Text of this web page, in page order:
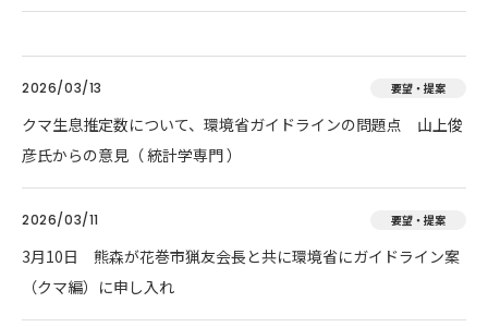
2026/03/13 要望・提案
クマ生息推定数について、環境省ガイドラインの問題点 山上俊
彦氏からの意見（ 統計学専門 ）
2026/03/11 要望・提案
3月10日 熊森が花巻市猟友会長と共に環境省にガイドライン案
（クマ編）に申し入れ